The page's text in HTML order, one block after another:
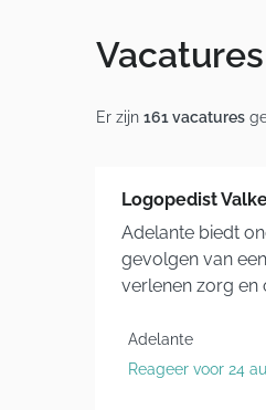
Vacatures
Er zijn 161 vacatures
Logopedist
Adelante biedt
gevolgen van
verlenen zorg en
Adelante
Reageer voor 24